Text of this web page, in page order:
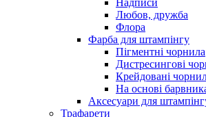
Любов, дружба
Флора
Фарба для штампінгу
Пігментні чорнила
Дистресингові
Крейдовані
На основі
Аксесуари для
Трафарети